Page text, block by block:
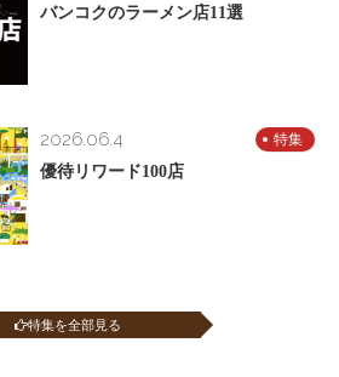
バンコクのラーメン店11選
2026.06.4 特集
優待リワード100店
特集を全部見る